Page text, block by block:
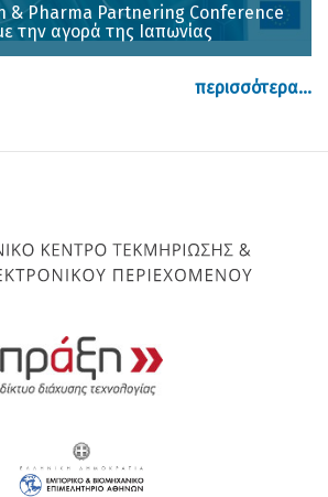
& Pharma Partnering Conference
την αγορά της Ιαπωνίας
περισσότερα...